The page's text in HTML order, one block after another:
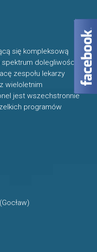
się kompleksową
dolegliwości.
zespołu lekarzy
wieloletnim
jest wszechstronnie
programów